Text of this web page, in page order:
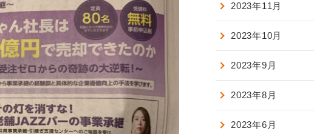
2023年11月
2023年10月
2023年9月
2023年8月
2023年6月